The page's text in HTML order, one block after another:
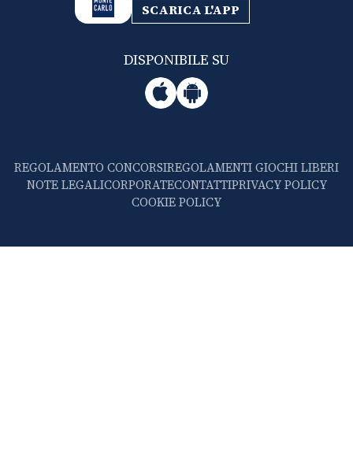
SCARICA L'APP
DISPONIBILE SU
REGOLAMENTO CONCORSIREGOLAMENTI GIOCHI LIBERI
NOTE LEGALICORPORATECONTATTIPRIVACY POLICY
COOKIE POLICY